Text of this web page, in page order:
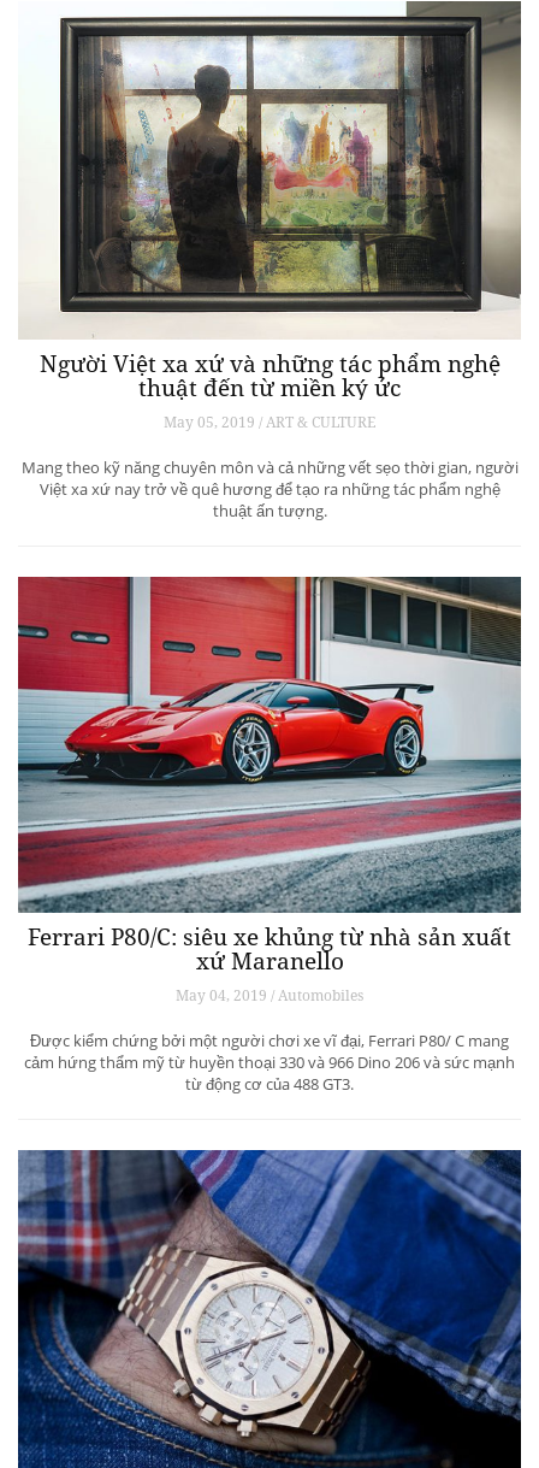
Người Việt xa xứ và những tác phẩm nghệ
thuật đến từ miền ký ức
May 05, 2019 / ART & CULTURE
Mang theo kỹ năng chuyên môn và cả những vết sẹo thời gian, người
Việt xa xứ nay trở về quê hương để tạo ra những tác phẩm nghệ
thuật ấn tượng.
Ferrari P80/C: siêu xe khủng từ ​​nhà sản xuất
xứ Maranello
May 04, 2019 / Automobiles
Được kiểm chứng bởi một người chơi xe vĩ đại, Ferrari P80/ C mang
cảm hứng thẩm mỹ từ huyền thoại 330 và 966 Dino 206 và sức mạnh
từ động cơ của 488 GT3.